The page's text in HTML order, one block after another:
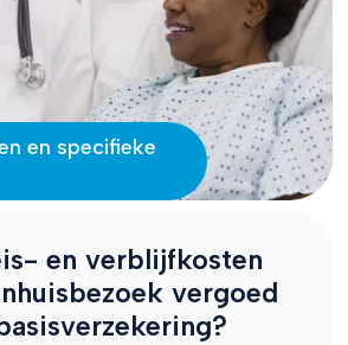
en specifieke
en verblijfkosten
vergoed